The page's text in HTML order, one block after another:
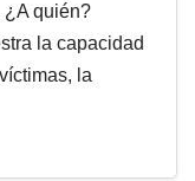
¿A quién?
la capacidad
la